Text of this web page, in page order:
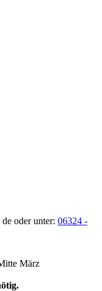
oder unter: 06324 -
März